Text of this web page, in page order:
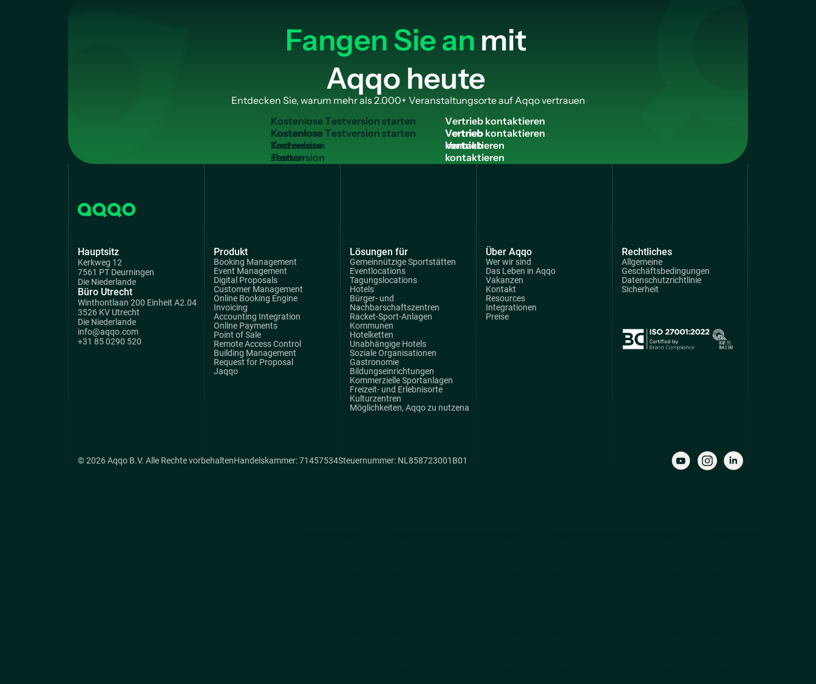
Fangen Sie an mit
Aqqo heute
Entdecken Sie, warum mehr als 2.000+ Veranstaltungsorte auf Aqqo vertrauen
KostenloseTestversion starten
Kostenlose
Testversion
starten
Vertriebkontaktieren
Vertrieb
kontaktieren
Hauptsitz
Kerkweg 12
7561 PT Deurningen
Die Niederlande
Büro Utrecht
Winthontlaan 200 Einheit A2.04
3526 KV Utrecht
Die Niederlande
info@aqqo.com
+31 85 0290 520
Produkt
Booking Management
Event Management
Digital Proposals
Customer Management
Online Booking Engine
Invoicing
Accounting Integration
Online Payments
Point of Sale
Remote Access Control
Building Management
Request for Proposal
Jaqqo
Lösungen für
Gemeinnützige Sportstätten
Eventlocations
Tagungslocations
Hotels
Bürger- und
Nachbarschaftszentren
Racket-Sport-Anlagen
Kommunen
Hotelketten
Unabhängige Hotels
Soziale Organisationen
Gastronomie
Bildungseinrichtungen
Kommerzielle Sportanlagen
Freizeit- und Erlebnisorte
Kulturzentren
Möglichkeiten, Aqqo zu nutzena
Über Aqqo
Wer wir sind
Das Leben in Aqqo
Vakanzen
Kontakt
Resources
Integrationen
Preise
Rechtliches
Allgemeine
Geschäftsbedingungen
Datenschutzrichtlinie
Sicherheit
© 2026 Aqqo B.V. Alle Rechte vorbehaltenHandelskammer: 71457534Steuernummer: NL858723001B01